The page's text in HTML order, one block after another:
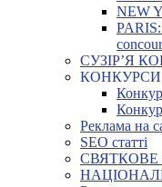
NEW
СУЗІР’Я
КОНКУРСИ
Реклама на
SEO статті
СВЯТКОВЕ